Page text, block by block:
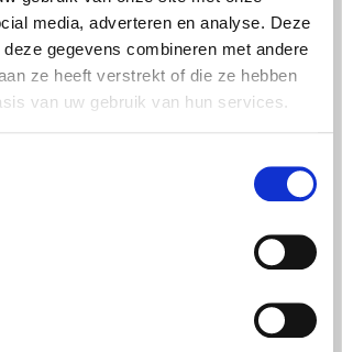
media, adverteren en analyse. Deze
gegevens combineren met andere
ze heeft verstrekt of die ze hebben
van uw gebruik van hun services.
vervoerd en verplaatst worden in alle